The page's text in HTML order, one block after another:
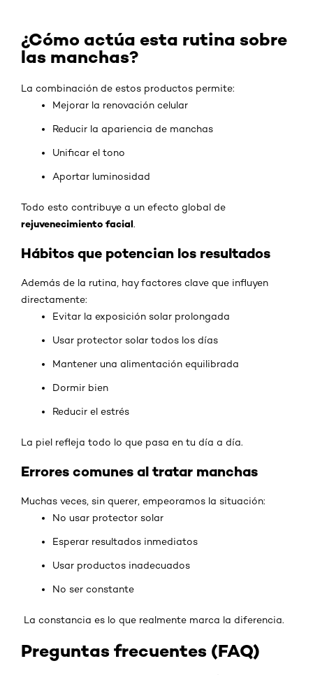
¿Cómo actúa esta rutina sobre
las manchas?
La combinación de estos productos permite:
Mejorar la renovación celular
Reducir la apariencia de manchas
Unificar el tono
Aportar luminosidad
Todo esto contribuye a un efecto global de
rejuvenecimiento facial.
Hábitos que potencian los resultados
Además de la rutina, hay factores clave que influyen
directamente:
Evitar la exposición solar prolongada
Usar protector solar todos los días
Mantener una alimentación equilibrada
Dormir bien
Reducir el estrés
La piel refleja todo lo que pasa en tu día a día.
Errores comunes al tratar manchas
Muchas veces, sin querer, empeoramos la situación:
No usar protector solar
Esperar resultados inmediatos
Usar productos inadecuados
No ser constante
La constancia es lo que realmente marca la diferencia.
Preguntas frecuentes (FAQ)